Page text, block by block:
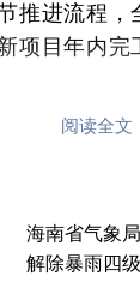
推进流程，
项目年内完
各市县要全
梯更新和加
区存量底数
保障、国债
项工作有序
阅读全文
海南省气象
解除暴雨四